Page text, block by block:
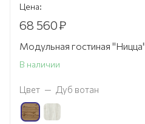
Цена:
68 560₽
Модульная гостиная
В наличии
Цвет — Дуб вотан